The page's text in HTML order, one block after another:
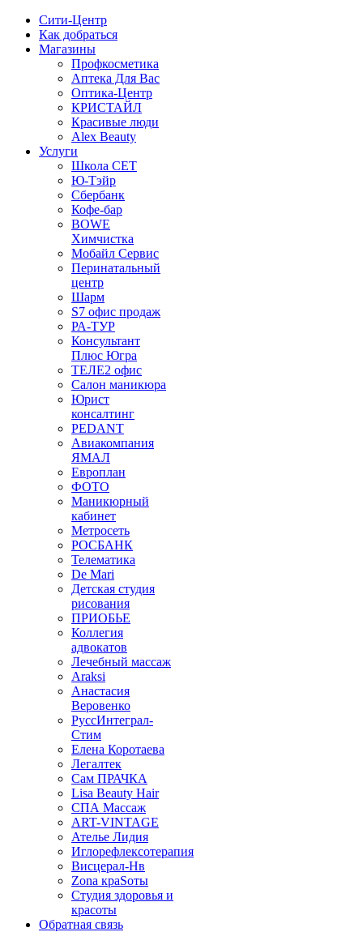
Сити-Центр
Как добраться
Магазины
Профкосметика
Аптека Для Вас
Оптика-Центр
КРИСТАЙЛ
Красивые люди
Alex Beauty
Услуги
Школа СЕТ
Ю-Тэйр
Сбербанк
Кофе-бар
BOWE
Химчистка
Мобайл Сервис
Перинатальный
центр
Шарм
S7 офис продаж
РА-ТУР
Консультант
Плюс Югра
ТЕЛЕ2 офис
Салон маникюра
Юрист
консалтинг
PEDANT
Авиакомпания
ЯМАЛ
Европлан
ФОТО
Маникюрный
кабинет
Метросеть
РОСБАНК
Телематика
De Mari
Детская студия
рисования
ПРИОБЬЕ
Коллегия
адвокатов
Лечебный массаж
Araksi
Анастасия
Веровенко
РуссИнтеграл-
Стим
Eлена Коротаева
Легалтек
Сам ПРАЧКА
Lisa Beauty Hair
СПА Массаж
ART-VINTAGE
Ателье Лидия
Иглорефлексотерапия
Висцерал-Нв
Zona краSoты
Студия здоровья и
красоты
Обратная связь